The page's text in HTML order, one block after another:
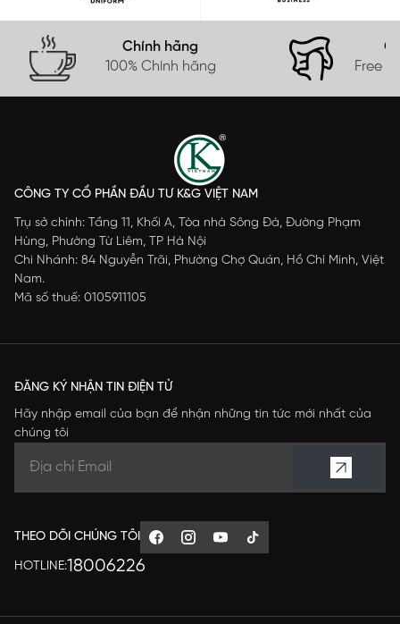
Chính hãng
100% Chính hãng
Free
CÔNG TY CỔ PHẦN ĐẦU TƯ K&G VIỆT NAM
Trụ sở chính: Tầng 11, Khối A, Tòa nhà Sông Đà, Đường Phạm
Hùng, Phường Từ Liêm, TP Hà Nội
Chi Nhánh: 84 Nguyễn Trãi, Phường Chợ Quán, Hồ Chí Minh, Việt
Nam.
Mã số thuế: 0105911105
ĐĂNG KÝ NHẬN TIN ĐIỆN TỬ
Hãy nhập email của bạn để nhận những tin tức mới nhất của
chúng tôi
THEO DÕI CHÚNG TÔI
HOTLINE:18006226